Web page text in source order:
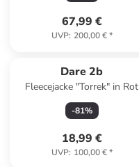
67,99 €
UVP: 200,00 €*
Dare 2b
Fleecejacke "Torrek" in Rot
-81%
18,99 €
UVP: 100,00 €*